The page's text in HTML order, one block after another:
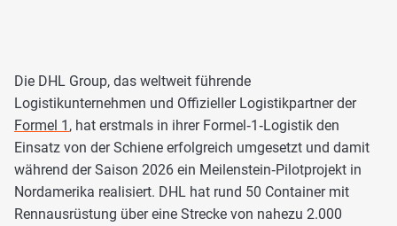
Die DHL Group, das weltweit führende
Logistikunternehmen und Offizieller Logistikpartner der
Formel 1 , hat erstmals in ihrer Formel‑1‑Logistik den
Einsatz von der Schiene erfolgreich umgesetzt und damit
während der Saison 2026 ein Meilenstein‑Pilotprojekt in
Nordamerika realisiert. DHL hat rund 50 Container mit
Rennausrüstung über eine Strecke von nahezu 2.000